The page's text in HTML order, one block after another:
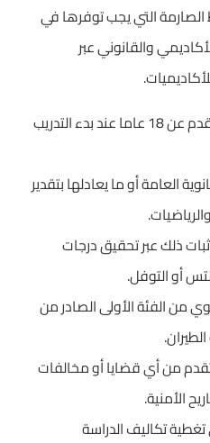
التي يجب توفرها في
والقانوني عبر
ألا يقل عمر الطالب المتقدم عن 18 عاما عند بدء التدريب
العامة أو ما يعادلها بتقدير
ذلك عبر تحقيق درجات
أو التوفل.
من الفئة الأولى الصادر من
من أي قضايا أو مخالفات
الأمنية.
تغطية تكاليف الدراسة